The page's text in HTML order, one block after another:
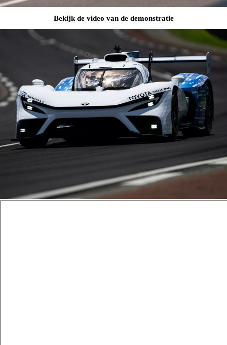
Bekijk de video van de demonstratie